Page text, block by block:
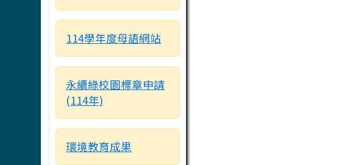
114學年度母語網站
永續綠校園標章申請
(114年)
環境教育成果